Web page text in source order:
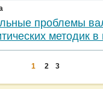
проблемы
методик в
1 2 3